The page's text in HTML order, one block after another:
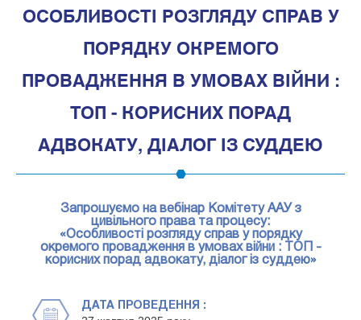
ОСОБЛИВОСТІ РОЗГЛЯДУ СПРАВ У
ПОРЯДКУ ОКРЕМОГО
ПРОВАДЖЕННЯ В УМОВАХ ВІЙНИ :
ТОП - КОРИСНИХ ПОРАД
АДВОКАТУ, ДІАЛОГ ІЗ СУДДЕЮ
Запрошуємо на вебінар Комітету ААУ з
цивільного права та процесу:
«Особливості розгляду справ у порядку
окремого провадження в умовах війни : ТОП -
корисних порад адвокату, діалог із суддею»
ДАТА ПРОВЕДЕННЯ :